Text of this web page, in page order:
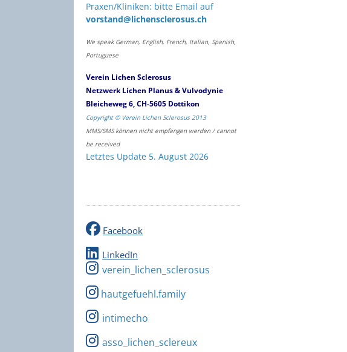
Praxen/Kliniken: bitte Email auf
vorstand@lichensclerosus.ch
We speak German, English, French, Italian, Spanish,
Portuguese
Verein Lichen Sclerosus
Netzwerk Lichen Planus & Vulvodynie
Bleicheweg 6, CH-5605 Dottikon
Copyright © Verein Lichen Sclerosus 2013
MMS/SMS können nicht empfangen werden / cannot
be received
Letztes Update 5. August 2026
Facebook
LinkedIn
verein_lichen_sclerosus
hautgefuehl.family
intimecho
asso_lichen_sclereux